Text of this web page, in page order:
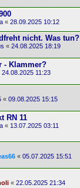
« 28.09.2025 10:12
nicht. Was tun?
« 24.08.2025 18:19
- Klammer?
24.08.2025 11:23
« 09.08.2025 15:15
RN 11
« 13.07.2025 03:11
« 05.07.2025 15:51
« 22.05.2025 21:34